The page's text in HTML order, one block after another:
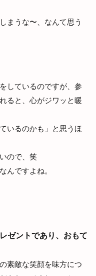
まうな〜、なんて思う
しているのですが、参
ると、心がジワッと暖
いるのかも」と思うほ
ので、笑
んですよね。
ゼントであり、おもて
素敵な笑顔を味方につ